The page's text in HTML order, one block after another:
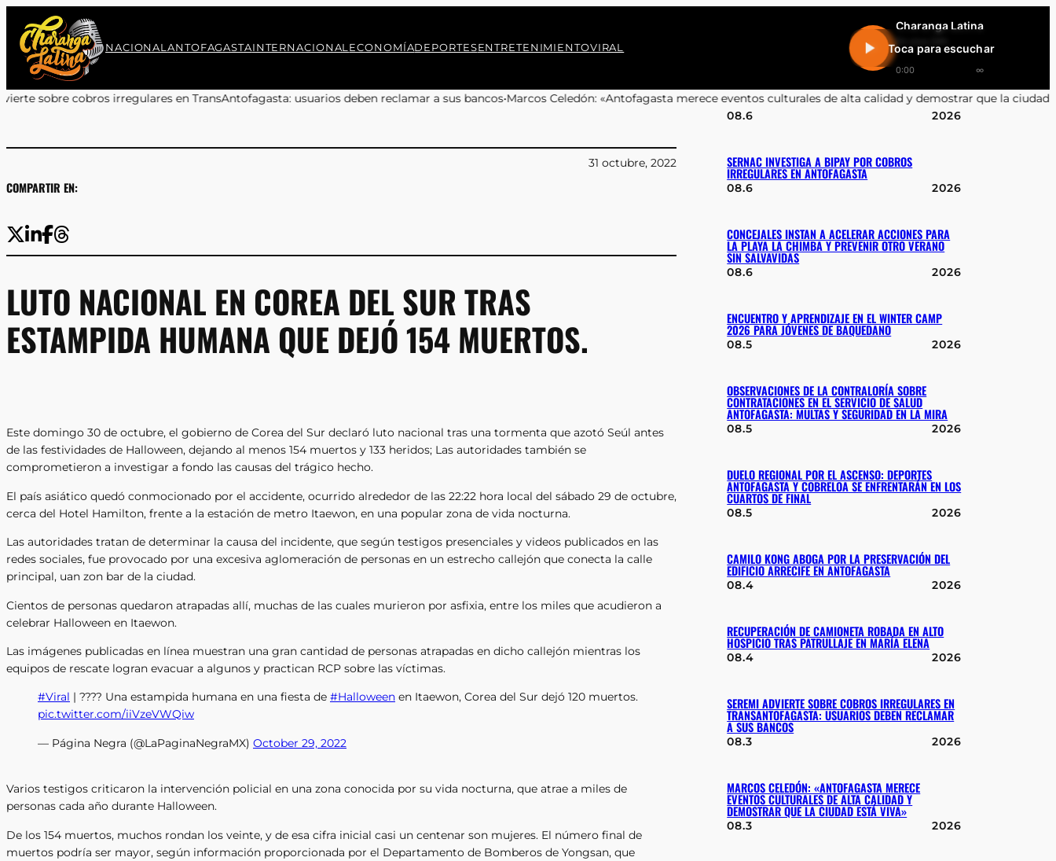
contenido
NACIONALANTOFAGASTAINTERNACIONALECONOMÍADEPORTESENTRETENIMIENTOVIRAL
Charanga Latina
En vivo 24h
0:00 ∞
Toca para escuchar
en TransAntofagasta: usuarios deben reclamar a sus bancos•Marcos Celedón: «Antofagasta merece eventos culturales de alta calidad y demostrar que la ciudad está viva»•Joaquín
COMPARTIR EN:
31 octubre, 2022
LUTO NACIONAL EN COREA DEL SUR TRAS
ESTAMPIDA HUMANA QUE DEJÓ 154 MUERTOS.
Este domingo 30 de octubre, el gobierno de Corea del Sur declaró luto nacional tras una tormenta que azotó Seúl antes
de las festividades de Halloween, dejando al menos 154 muertos y 133 heridos; Las autoridades también se
comprometieron a investigar a fondo las causas del trágico hecho.
El país asiático quedó conmocionado por el accidente, ocurrido alrededor de las 22:22 hora local del sábado 29 de octubre,
cerca del Hotel Hamilton, frente a la estación de metro Itaewon, en una popular zona de vida nocturna.
Las autoridades tratan de determinar la causa del incidente, que según testigos presenciales y videos publicados en las
redes sociales, fue provocado por una excesiva aglomeración de personas en un estrecho callejón que conecta la calle
principal, uan zon bar de la ciudad.
Cientos de personas quedaron atrapadas allí, muchas de las cuales murieron por asfixia, entre los miles que acudieron a
celebrar Halloween en Itaewon.
Las imágenes publicadas en línea muestran una gran cantidad de personas atrapadas en dicho callejón mientras los
equipos de rescate logran evacuar a algunos y practican RCP sobre las víctimas.
#Viral | ???? Una estampida humana en una fiesta de #Halloween en Itaewon, Corea del Sur dejó 120 muertos.
pic.twitter.com/iiVzeVWQiw
— Página Negra (@LaPaginaNegraMX) October 29, 2022
Varios testigos criticaron la intervención policial en una zona conocida por su vida nocturna, que atrae a miles de
personas cada año durante Halloween.
De los 154 muertos, muchos rondan los veinte, y de esa cifra inicial casi un centenar son mujeres. El número final de
muertos podría ser mayor, según información proporcionada por el Departamento de Bomberos de Yongsan, que
08.6 2026
SERNAC INVESTIGA A BIPAY POR COBROS
IRREGULARES EN ANTOFAGASTA
08.6 2026
CONCEJALES INSTAN A ACELERAR ACCIONES PARA
LA PLAYA LA CHIMBA Y PREVENIR OTRO VERANO
SIN SALVAVIDAS
08.6 2026
ENCUENTRO Y APRENDIZAJE EN EL WINTER CAMP
2026 PARA JÓVENES DE BAQUEDANO
08.5 2026
OBSERVACIONES DE LA CONTRALORÍA SOBRE
CONTRATACIONES EN EL SERVICIO DE SALUD
ANTOFAGASTA: MULTAS Y SEGURIDAD EN LA MIRA
08.5 2026
DUELO REGIONAL POR EL ASCENSO: DEPORTES
ANTOFAGASTA Y COBRELOA SE ENFRENTARÁN EN LOS
CUARTOS DE FINAL
08.5 2026
CAMILO KONG ABOGA POR LA PRESERVACIÓN DEL
EDIFICIO ARRECIFE EN ANTOFAGASTA
08.4 2026
RECUPERACIÓN DE CAMIONETA ROBADA EN ALTO
HOSPICIO TRAS PATRULLAJE EN MARÍA ELENA
08.4 2026
SEREMI ADVIERTE SOBRE COBROS IRREGULARES EN
TRANSANTOFAGASTA: USUARIOS DEBEN RECLAMAR
A SUS BANCOS
08.3 2026
MARCOS CELEDÓN: «ANTOFAGASTA MERECE
EVENTOS CULTURALES DE ALTA CALIDAD Y
DEMOSTRAR QUE LA CIUDAD ESTÁ VIVA»
08.3 2026